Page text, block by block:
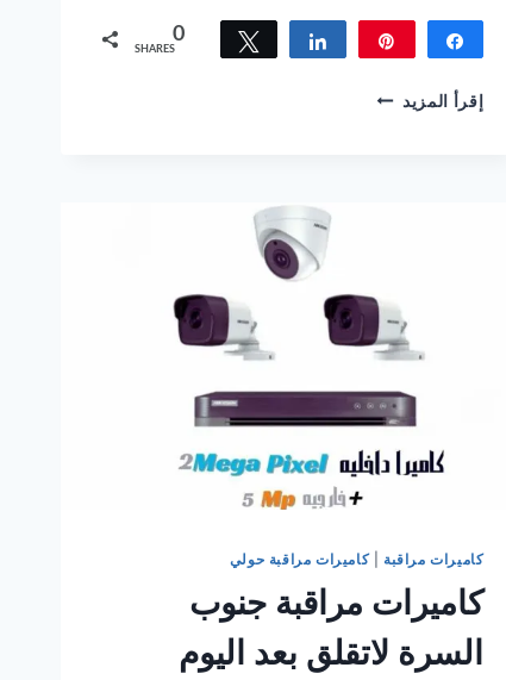
0
SHARES
Tweet Share
إقرأ المزيد كاميرات
65118448
كاميرات مراقبة |كاميرات مراقبة حولي
كاميرات مراقبة جنوب
السرة لاتقلق بعد اليوم